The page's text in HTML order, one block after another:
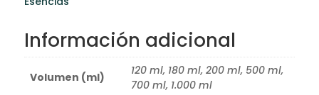
Información adicional
Volumen (ml)
120 ml, 180 ml, 200 ml, 500 ml,
700 ml, 1.000 ml